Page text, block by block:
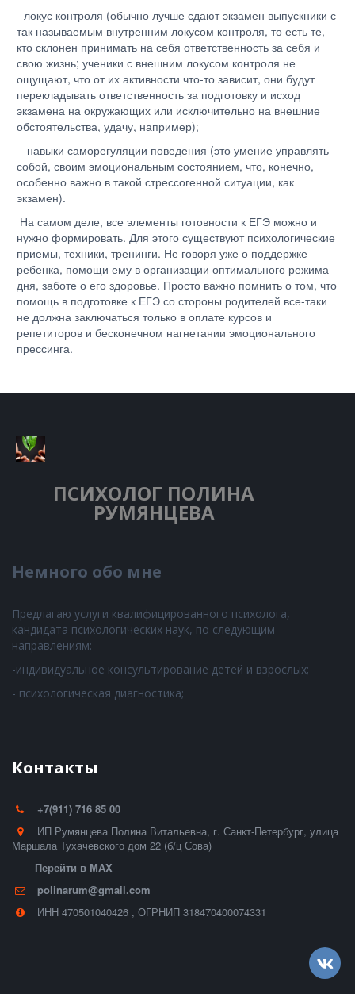
- локус контроля (обычно лучше сдают экзамен выпускники с
так называемым внутренним локусом контроля, то есть те,
кто склонен принимать на себя ответственность за себя и
свою жизнь; ученики с внешним локусом контроля не
ощущают, что от их активности что-то зависит, они будут
перекладывать ответственность за подготовку и исход
экзамена на окружающих или исключительно на внешние
обстоятельства, удачу, например);
- навыки саморегуляции поведения (это умение управлять
собой, своим эмоциональным состоянием, что, конечно,
особенно важно в такой стрессогенной ситуации, как
экзамен).
На самом деле, все элементы готовности к ЕГЭ можно и
нужно формировать. Для этого существуют психологические
приемы, техники, тренинги. Не говоря уже о поддержке
ребенка, помощи ему в организации оптимального режима
дня, заботе о его здоровье. Просто важно помнить о том, что
помощь в подготовке к ЕГЭ со стороны родителей все-таки
не должна заключаться только в оплате курсов и
репетиторов и бесконечном нагнетании эмоционального
прессинга.
ПСИХОЛОГ ПОЛИНА
РУМЯНЦЕВА
Немного обо мне
Предлагаю услуги квалифицированного психолога,
кандидата психологических наук, по следующим
направлениям:
-индивидуальное консультирование детей и взрослых;
- психологическая диагностика;
Контакты
+7(911) 716 85 00
ИП Румянцева Полина Витальевна, г. Санкт-Петербург, улица
Маршала Тухачевского дом 22 (б/ц Сова)
Перейти в MAX
polinarum@gmail.com
ИНН 470501040426 , ОГРНИП 318470400074331